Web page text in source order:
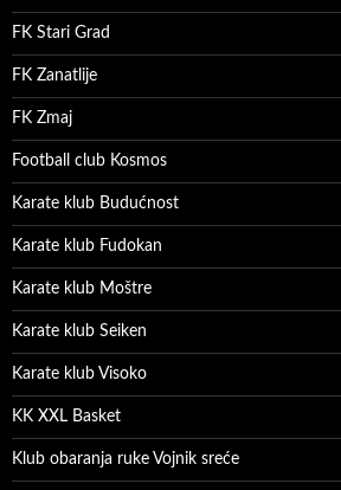
FK Stari Grad
FK Zanatlije
FK Zmaj
Football club Kosmos
Karate klub Budućnost
Karate klub Fudokan
Karate klub Moštre
Karate klub Seiken
Karate klub Visoko
KK XXL Basket
Klub obaranja ruke Vojnik sreće